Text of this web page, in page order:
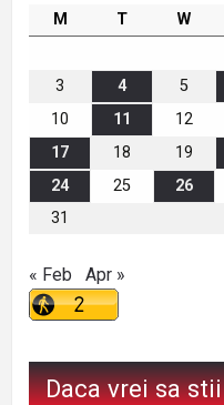
M T W
3
4 5
10
11 12
17
18 19
24
25 26
31
« Feb Apr »
Daca vrei sa